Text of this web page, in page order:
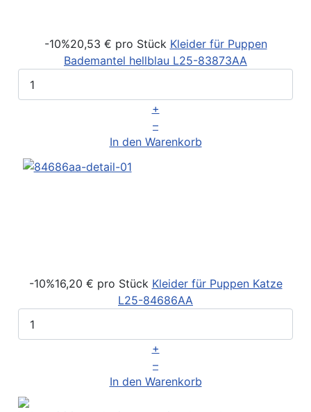
-10%20,53 € pro Stück Kleider für Puppen
Bademantel hellblau L25-83873AA
+
–
In den Warenkorb
-10%16,20 € pro Stück Kleider für Puppen Katze
L25-84686AA
+
–
In den Warenkorb